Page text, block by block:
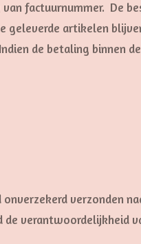
factuurnummer. De
geleverde artikelen
de betaling binnen
onverzekerd verzonden
verantwoordelijkheid